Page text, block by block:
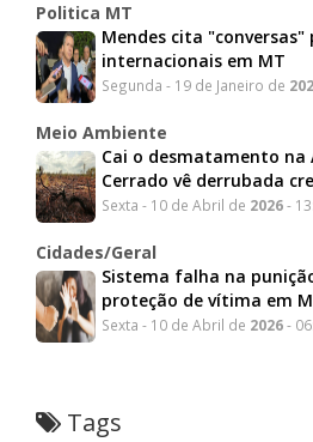
Politica MT
Mendes cita "conversas"
internacionais em MT
Segunda - 19 de Janeiro de
Meio Ambiente
Cai o desmatamento na
Cerrado vê derrubada
Sexta - 10 de Abril de 2026-
Cidades/Geral
Sistema falha na
proteção de vítima em
Sexta - 10 de Abril de 2026-
Tags